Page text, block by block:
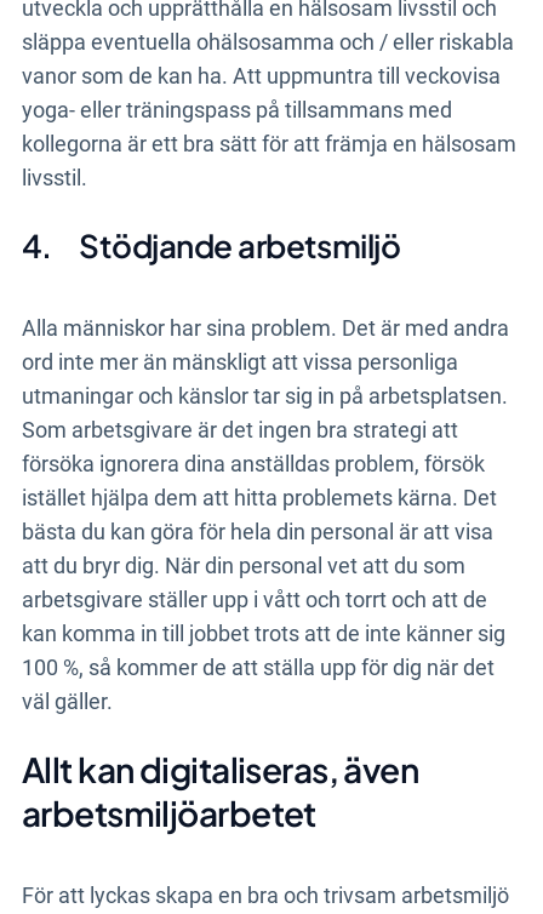
utveckla och upprätthålla en hälsosam livsstil och
släppa eventuella ohälsosamma och / eller riskabla
vanor som de kan ha. Att uppmuntra till veckovisa
yoga- eller träningspass på tillsammans med
kollegorna är ett bra sätt för att främja en hälsosam
livsstil.
4. Stödjande arbetsmiljö
Alla människor har sina problem. Det är med andra
ord inte mer än mänskligt att vissa personliga
utmaningar och känslor tar sig in på arbetsplatsen.
Som arbetsgivare är det ingen bra strategi att
försöka ignorera dina anställdas problem, försök
istället hjälpa dem att hitta problemets kärna. Det
bästa du kan göra för hela din personal är att visa
att du bryr dig. När din personal vet att du som
arbetsgivare ställer upp i vått och torrt och att de
kan komma in till jobbet trots att de inte känner sig
100 %, så kommer de att ställa upp för dig när det
väl gäller.
Allt kan digitaliseras, även
arbetsmiljöarbetet
För att lyckas skapa en bra och trivsam arbetsmiljö